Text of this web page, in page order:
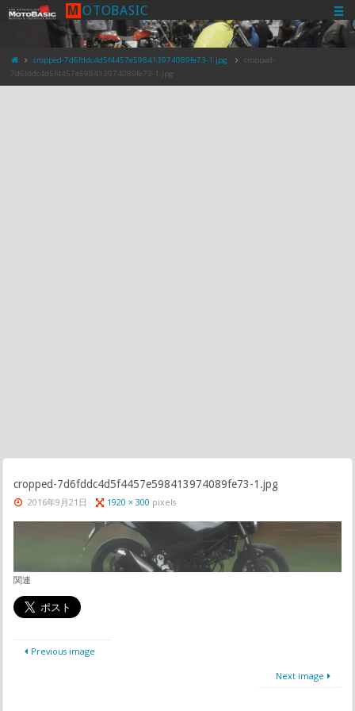
M OTOBASIC
cropped-7d6fddc4d5f4457e598413974089fe73-1.jpg
cropped-
7d6fddc4d5f4457e598413974089fe73-1.jpg
cropped-7d6fddc4d5f4457e598413974089fe73-1.jpg
2016年9月21日 1920 × 300 pixels
関連
Previous image
Next image